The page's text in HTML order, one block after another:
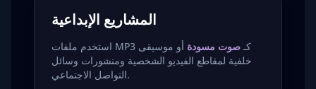
المشاريع الإبداعية
استخدم ملفات MP3 كـ صوت مسودة أو موسيقى
خلفية لمقاطع الفيديو الشخصية ومنشورات وسائل
التواصل الاجتماعي.